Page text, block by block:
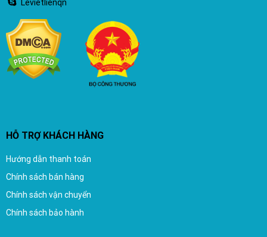
Levietlienqn
HỖ TRỢ KHÁCH HÀNG
Hướng dẫn thanh toán
Chính sách bán hàng
Chính sách vận chuyển
Chính sách bảo hành